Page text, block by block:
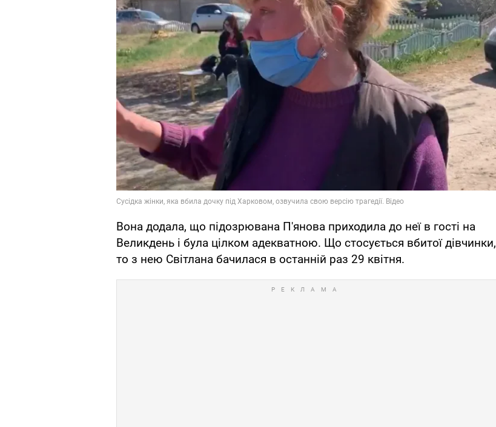
Вона додала, що підозрювана П'янова приходила до неї в гості на
Великдень і була цілком адекватною. Що стосується вбитої дівчинки,
то з нею Світлана бачилася в останній раз 29 квітня.